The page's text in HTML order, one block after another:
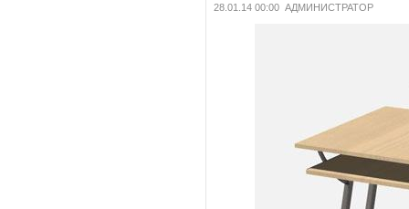
28.01.14 00:00 АДМИНИСТРАТОР